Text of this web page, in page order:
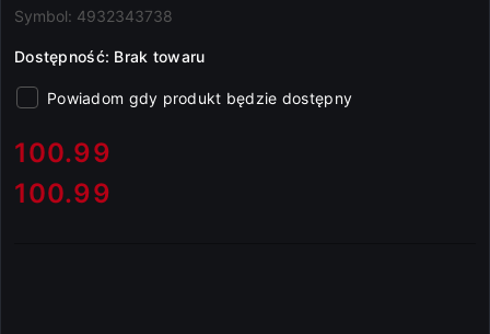
Symbol: 4932343738
Dostępność: Brak towaru
Powiadom gdy produkt będzie dostępny
cena:
100.99
Cena:
100.99